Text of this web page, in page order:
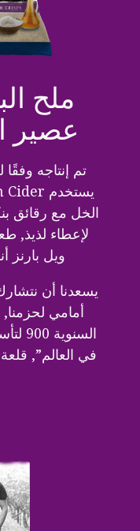
ملح
عصير
تم إنتاجه وفقًا
لإعطاء لذيذ,
ويل بارنز
يسعدنا أن
أمامي
في العالم”,